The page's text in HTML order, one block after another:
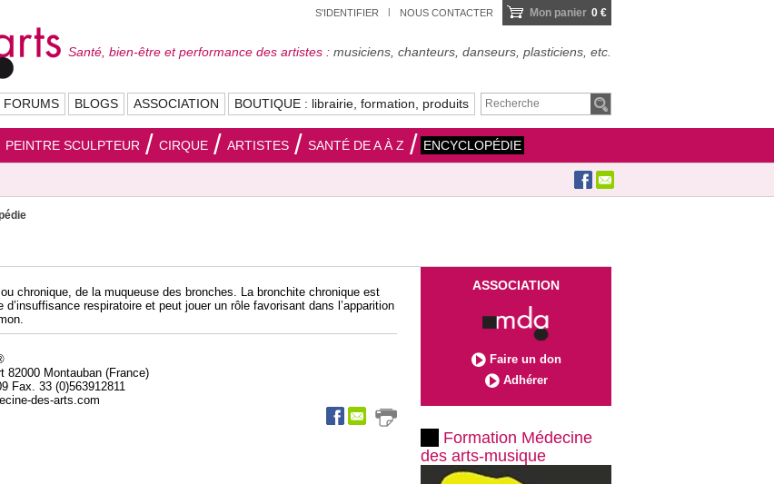
S'IDENTIFIER NOUS CONTACTER Mon panier 0 €
Santé, bien-être et performance des artistes : musiciens, chanteurs, danseurs, plasticiens, etc.
FORUMS BLOGS ASSOCIATION BOUTIQUE : librairie, formation, produits
PEINTRE SCULPTEUR CIRQUE ARTISTES SANTÉ DE A À Z ENCYCLOPÉDIE
chronique, de la muqueuse des bronches. La bronchite chronique est
d’insuffisance respiratoire et peut jouer un rôle favorisant dans l’apparition
82000 Montauban (France)
Fax. 33 (0)563912811
des-arts.com
ASSOCIATION
Faire un don
Adhérer
Formation Médecine
des arts-musique